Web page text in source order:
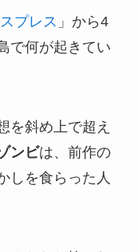
プレス 」から4
で何が起きてい
を斜め上で超え
ンビは、前作の
しを食らった人